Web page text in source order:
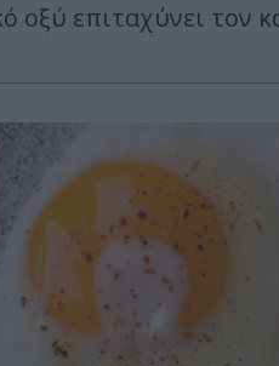
οξύ επιταχύνει